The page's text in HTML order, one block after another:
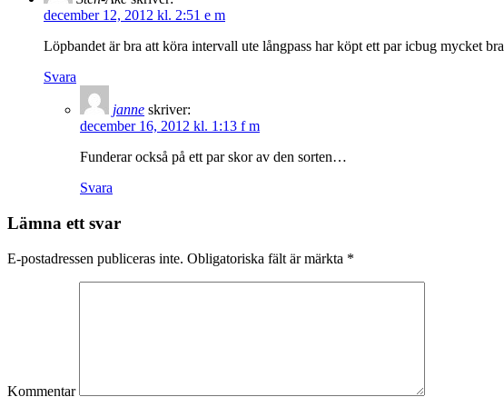
december 12, 2012 kl. 2:51 e m
Löpbandet är bra att köra intervall ute långpass har köpt ett par icbug mycket bra
Svara
janne skriver:
december 16, 2012 kl. 1:13 f m
Funderar också på ett par skor av den sorten…
Svara
Lämna ett svar
E-postadressen publiceras inte. Obligatoriska fält är märkta *
Kommentar